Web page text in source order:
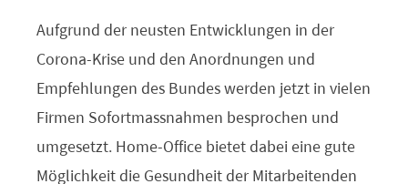
Aufgrund der neusten Entwicklungen in der
Corona-Krise und den Anordnungen und
Empfehlungen des Bundes werden jetzt in vielen
Firmen Sofortmassnahmen besprochen und
umgesetzt. Home-Office bietet dabei eine gute
Möglichkeit die Gesundheit der Mitarbeitenden